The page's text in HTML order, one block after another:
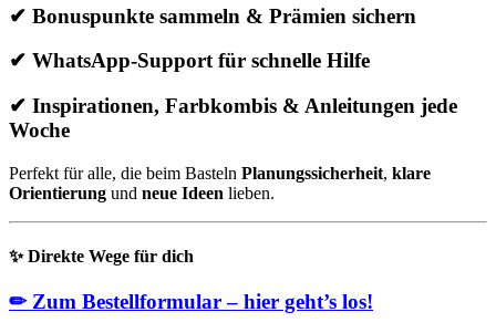
✔ Bonuspunkte sammeln & Prämien sichern
✔ WhatsApp-Support für schnelle Hilfe
✔ Inspirationen, Farbkombis & Anleitungen jede
Woche
Perfekt für alle, die beim Basteln Planungssicherheit, klare
Orientierung und neue Ideen lieben.
✨Direkte Wege für dich
✏Zum Bestellformular – hier geht’s los!